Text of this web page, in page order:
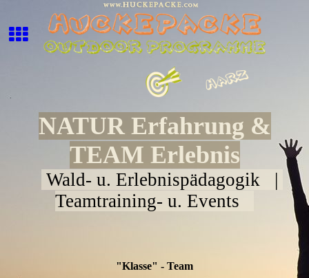
NATUR Erfahrung &
TEAM Erlebnis
Wald- u. Erlebnispädagogik |
Teamtraining- u. Events
"Klasse" - Team